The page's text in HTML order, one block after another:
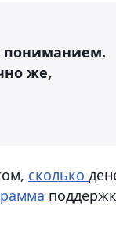
пониманием.
же,
сколько